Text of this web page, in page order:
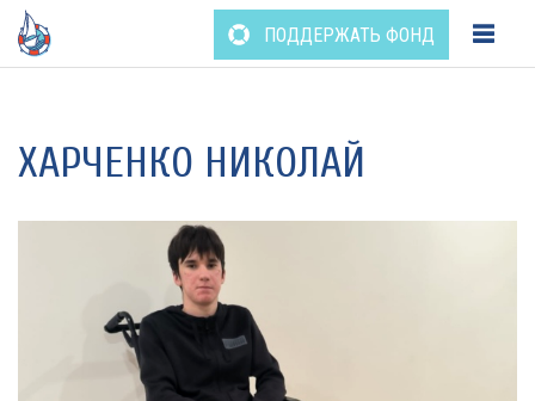
Перейти
к
ПОДДЕРЖАТЬ ФОНД
ХАРЧЕНКО НИКОЛАЙ